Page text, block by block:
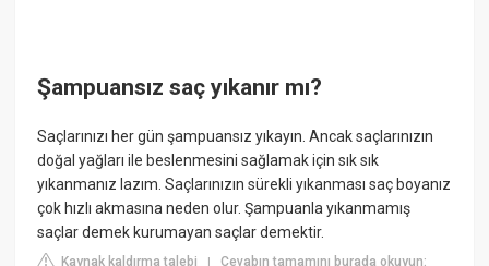
Şampuansız saç yıkanır mı?
Saçlarınızı her gün şampuansız yıkayın. Ancak saçlarınızın
doğal yağları ile beslenmesini sağlamak için sık sık
yıkanmanız lazım. Saçlarınızın sürekli yıkanması saç boyanız
çok hızlı akmasına neden olur. Şampuanla yıkanmamış
saçlar demek kurumayan saçlar demektir.
Kaynak kaldırma talebi |Cevabın tamamını burada okuyun: